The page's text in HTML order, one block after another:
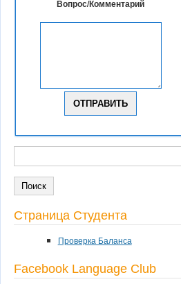
Вопрос/Комментарий
Страница Студента
Проверка Баланса
Facebook Language Club